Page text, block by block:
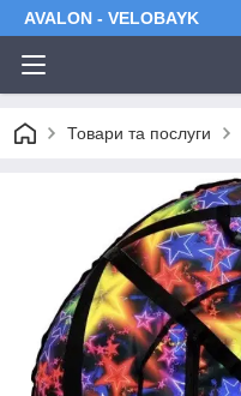
AVALON - VELOBAYK
Товари та послуги